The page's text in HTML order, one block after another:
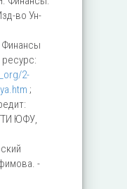
во Ун-
Финансы
2-
;
ЮФУ,
-